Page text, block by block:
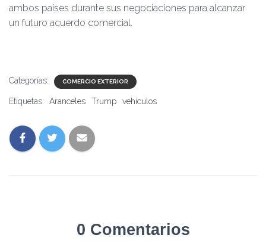
ambos países durante sus negociaciones para alcanzar
un futuro acuerdo comercial.
Categorías: COMERCIO EXTERIOR
Etiquetas: Aranceles Trump vehículos
0 Comentarios